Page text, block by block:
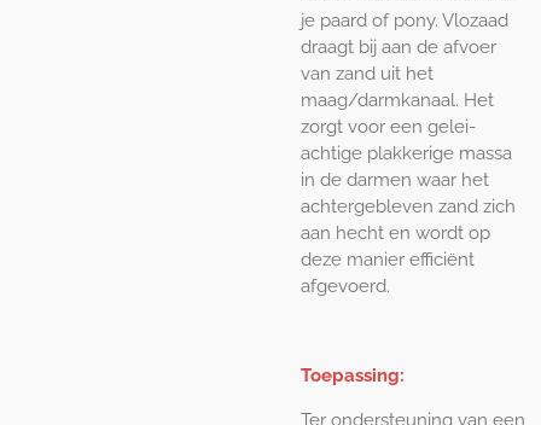
je paard of pony. Vlozaad
draagt bij aan de afvoer
van zand uit het
maag/darmkanaal. Het
zorgt voor een gelei-
achtige plakkerige massa
in de darmen waar het
achtergebleven zand zich
aan hecht en wordt op
deze manier efficiënt
afgevoerd.
Toepassing:
Ter ondersteuning van een